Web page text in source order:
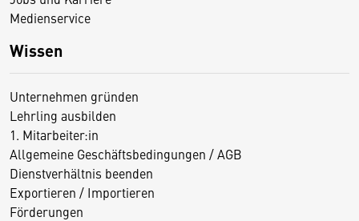
Medienservice
Wissen
Unternehmen gründen
Lehrling ausbilden
1. Mitarbeiter:in
Allgemeine Geschäftsbedingungen / AGB
Dienstverhältnis beenden
Exportieren / Importieren
Förderungen